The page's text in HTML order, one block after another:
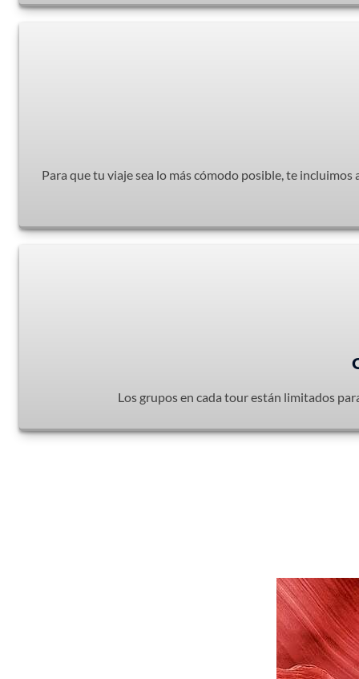
Para que tu viaje sea lo más cómodo posible, te
Los grupos en cada tour están limitados